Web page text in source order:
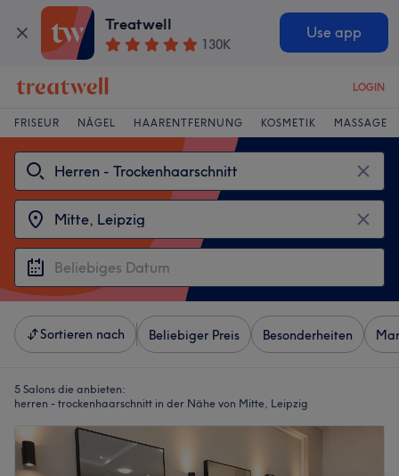
Treatwell
130K
Use app
LOGIN
FRISEUR NÄGEL HAARENTFERNUNG KOSMETIK MASSAGE
Sortieren nach Beliebiger Preis Besonderheiten
5 Salons die anbieten:
herren - trockenhaarschnitt in der Nähe von Mitte, Leipzig